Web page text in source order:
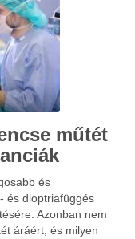
műtét
és
és dioptriafüggés
Azonban nem
áráért, és milyen